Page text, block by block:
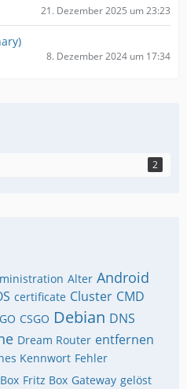
21. Dezember 2025 um 23:23
8. Dezember 2024 um 17:34
2
Alter Android
certificate Cluster CMD
CSGO Debian DNS
Dream Router entfernen
Kennwort Fehler
Fritz Box Gateway gelöst